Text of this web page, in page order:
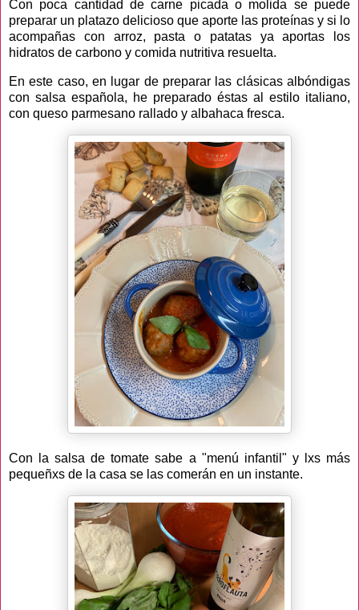
Con poca cantidad de carne picada o molida se puede
preparar un platazo delicioso que aporte las proteínas y si lo
acompañas con arroz, pasta o patatas ya aportas los
hidratos de carbono y comida nutritiva resuelta.
En este caso, en lugar de preparar las clásicas albóndigas
con salsa española, he preparado éstas al estilo italiano,
con queso parmesano rallado y albahaca fresca.
Con la salsa de tomate sabe a "menú infantil" y lxs más
pequeñxs de la casa se las comerán en un instante.